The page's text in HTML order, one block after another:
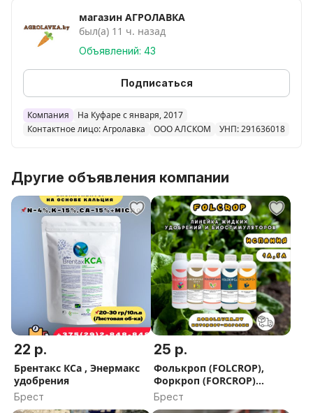
магазин АГРОЛАВКА
был(а) 11 ч. назад
Объявлений: 43
Подписаться
Компания
На Куфаре с января, 2017
Контактное лицо: Агролавка
ООО АЛСКОМ УНП: 291636018
Другие объявления компании
22 р.
Брентакс КСа , Энермакс
удобрения
Брест
25 р.
Фолькроп (FOLCROP),
Форкроп (FORCROP)
удобрения и
биостимуляторы
Брест